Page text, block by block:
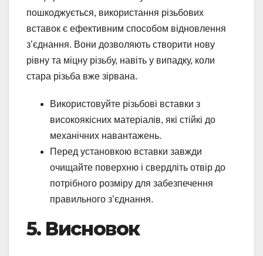
пошкоджується, використання різьбових
вставок є ефективним способом відновлення
з’єднання. Вони дозволяють створити нову
рівну та міцну різьбу, навіть у випадку, коли
стара різьба вже зірвана.
Використовуйте різьбові вставки з
високоякісних матеріалів, які стійкі до
механічних навантажень.
Перед установкою вставки завжди
очищайте поверхню і свердліть отвір до
потрібного розміру для забезпечення
правильного з’єднання.
5. Висновок